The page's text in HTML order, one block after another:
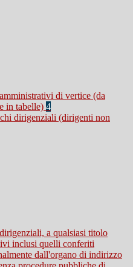
di vertice (da
in tabelle) 4
dirigenziali (dirigenti non
a qualsiasi titolo
inclusi quelli conferiti
dall'organo di indirizzo